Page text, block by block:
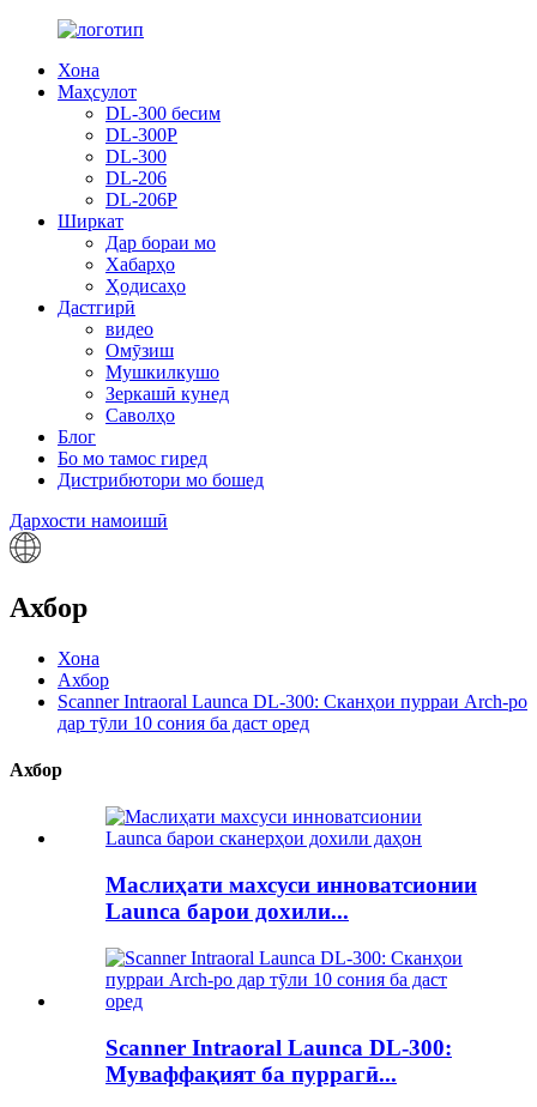
Хона
Маҳсулот
DL-300 бесим
DL-300P
DL-300
DL-206
DL-206P
Ширкат
Дар бораи мо
Хабарҳо
Ҳодисаҳо
Дастгирӣ
видео
Омӯзиш
Мушкилкушо
Зеркашӣ кунед
Саволҳо
Блог
Бо мо тамос гиред
Дистрибютори мо бошед
Дархости намоишӣ
Ахбор
Хона
Ахбор
Scanner Intraoral Launca DL-300: Сканҳои пурраи Arch-ро
дар тӯли 10 сония ба даст оред
Ахбор
Маслиҳати махсуси инноватсионии
Launca барои дохили...
Scanner Intraoral Launca DL-300:
Муваффақият ба пуррагӣ...